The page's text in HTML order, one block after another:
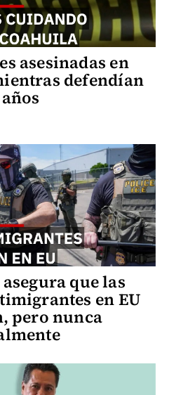
asesinadas en
defendían
que las
en EU
pero nunca